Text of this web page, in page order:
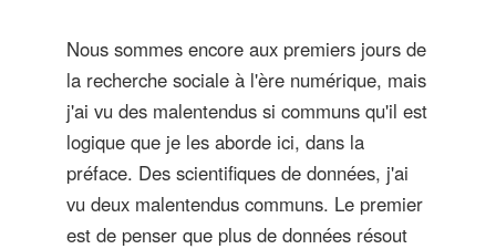
Nous sommes encore aux premiers jours de
la recherche sociale à l'ère numérique, mais
j'ai vu des malentendus si communs qu'il est
logique que je les aborde ici, dans la
préface. Des scientifiques de données, j'ai
vu deux malentendus communs. Le premier
est de penser que plus de données résout